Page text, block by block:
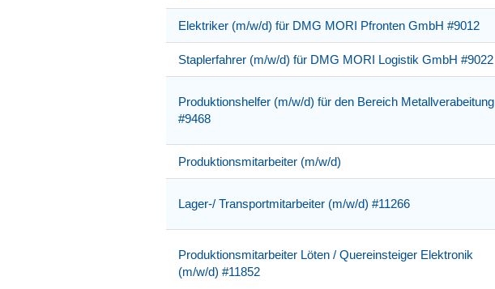
Elektriker (m/w/d) für DMG MORI Pfronten GmbH #9012
Staplerfahrer (m/w/d) für DMG MORI Logistik GmbH #9022
Produktionshelfer (m/w/d) für den Bereich Metallverabeitung
#9468
Produktionsmitarbeiter (m/w/d)
Lager-/ Transportmitarbeiter (m/w/d) #11266
Produktionsmitarbeiter Löten / Quereinsteiger Elektronik
(m/w/d) #11852